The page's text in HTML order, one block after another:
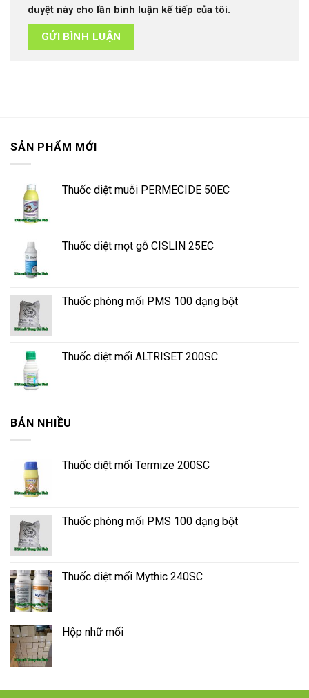
duyệt này cho lần bình luận kế tiếp của tôi.
SẢN PHẨM MỚI
Thuốc diệt muỗi PERMECIDE 50EC
Thuốc diệt mọt gỗ CISLIN 25EC
Thuốc phòng mối PMS 100 dạng bột
Thuốc diệt mối ALTRISET 200SC
BÁN NHIỀU
Thuốc diệt mối Termize 200SC
Thuốc phòng mối PMS 100 dạng bột
Thuốc diệt mối Mythic 240SC
Hộp nhữ mối